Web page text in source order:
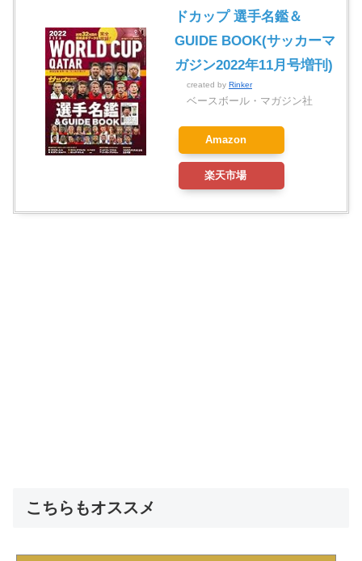
ドカップ 選手名鑑＆
GUIDE BOOK(サッカーマ
ガジン2022年11月号増刊)
created by Rinker
ベースボール・マガジン社
Amazon
楽天市場
こちらもオススメ